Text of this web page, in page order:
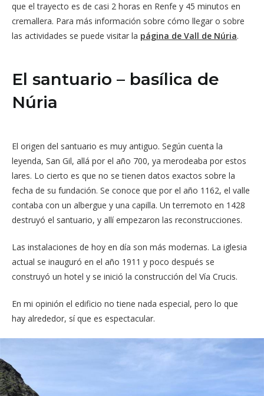
que el trayecto es de casi 2 horas en Renfe y 45 minutos en
cremallera. Para más información sobre cómo llegar o sobre
las actividades se puede visitar la página de Vall de Núria.
El santuario – basílica de
Núria
El origen del santuario es muy antiguo. Según cuenta la
leyenda, San Gil, allá por el año 700, ya merodeaba por estos
lares. Lo cierto es que no se tienen datos exactos sobre la
fecha de su fundación. Se conoce que por el año 1162, el valle
contaba con un albergue y una capilla. Un terremoto en 1428
destruyó el santuario, y allí empezaron las reconstrucciones.
Las instalaciones de hoy en día son más modernas. La iglesia
actual se inauguró en el año 1911 y poco después se
construyó un hotel y se inició la construcción del Vía Crucis.
En mi opinión el edificio no tiene nada especial, pero lo que
hay alrededor, sí que es espectacular.